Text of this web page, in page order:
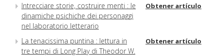
Intrecciare storie, costruire menti : le
dinamiche psichiche dei personaggi
nel laboratorio letterario
Obtener artículo
La tenacissima puntina : lettura in
tre tempi di Long Play di Theodor W.
Obtener artículo